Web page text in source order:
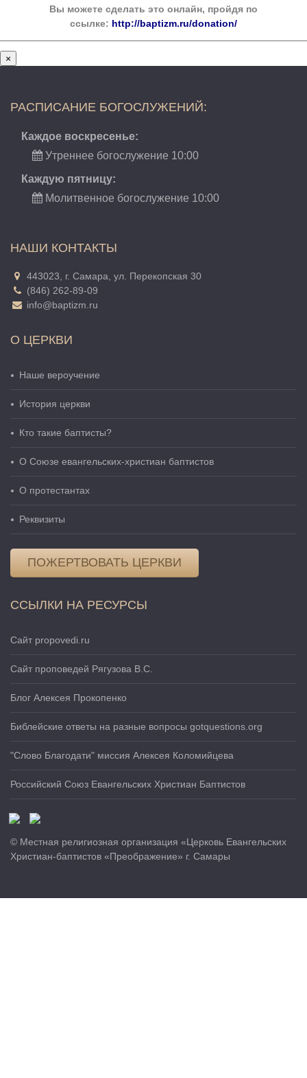
Вы можете сделать это онлайн, пройдя по
ссылке: http://baptizm.ru/donation/
×
РАСПИСАНИЕ БОГОСЛУЖЕНИЙ:
Каждое воскресенье:
Утреннее богослужение 10:00
Каждую пятницу:
Молитвенное богослужение 10:00
НАШИ КОНТАКТЫ
443023, г. Самара, ул. Перекопская 30
(846) 262-89-09
info@baptizm.ru
О ЦЕРКВИ
Наше вероучение
История церкви
Кто такие баптисты?
О Cоюзе евангельских-христиан баптистов
О протестантах
Реквизиты
ПОЖЕРТВОВАТЬ ЦЕРКВИ
ССЫЛКИ НА РЕСУРСЫ
Сайт propovedi.ru
Сайт проповедей Рягузова В.С.
Блог Алексея Прокопенко
Библейские ответы на разные вопросы gotquestions.org
"Слово Благодати" миссия Алексея Коломийцева
Российский Союз Евангельских Христиан Баптистов
© Местная религиозная организация «Церковь Евангельских
Христиан-баптистов «Преображение» г. Самары